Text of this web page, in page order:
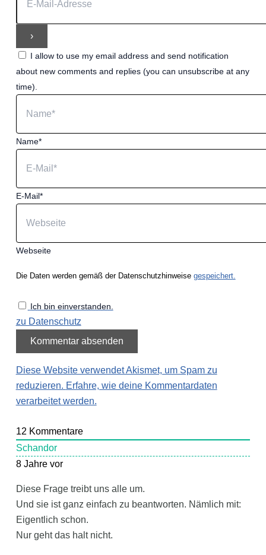
I allow to use my email address and send notification
about new comments and replies (you can unsubscribe at any
time).
Name*
E-Mail*
Webseite
Die Daten werden gemäß der Datenschutzhinweise gespeichert.
Ich bin einverstanden.
zu Datenschutz
Diese Website verwendet Akismet, um Spam zu
reduzieren. Erfahre, wie deine Kommentardaten
verarbeitet werden.
12 Kommentare
Schandor
8 Jahre vor
Diese Frage treibt uns alle um.
Und sie ist ganz einfach zu beantworten. Nämlich mit:
Eigentlich schon.
Nur geht das halt nicht.